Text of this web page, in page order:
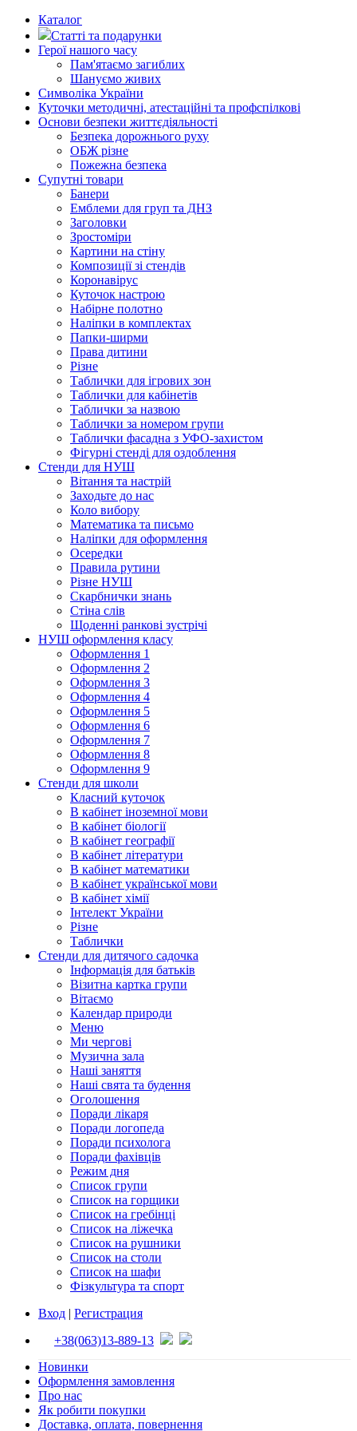
Каталог
Статті та подарунки
Герої нашого часу
Пам'ятаємо загиблих
Шануємо живих
Символіка України
Куточки методичні, атестаційні та профспілкові
Основи безпеки життєдіяльності
Безпека дорожнього руху
ОБЖ різне
Пожежна безпека
Супутні товари
Банери
Емблеми для груп та ДНЗ
Заголовки
Зростоміри
Картини на стіну
Композиції зі стендів
Коронавірус
Куточок настрою
Набірне полотно
Наліпки в комплектах
Папки-ширми
Права дитини
Різне
Таблички для ігрових зон
Таблички для кабінетів
Таблички за назвою
Таблички за номером групи
Таблички фасадна з УФО-захистом
Фігурні стенді для оздоблення
Стенди для НУШ
Вітання та настрій
Заходьте до нас
Коло вибору
Математика та письмо
Наліпки для оформлення
Осередки
Правила рутини
Різне НУШ
Скарбнички знань
Стіна слів
Щоденні ранкові зустрічі
НУШ оформлення класу
Оформлення 1
Оформлення 2
Оформлення 3
Оформлення 4
Оформлення 5
Оформлення 6
Оформлення 7
Оформлення 8
Оформлення 9
Стенди для школи
Класний куточок
В кабінет іноземної мови
В кабінет біології
В кабінет географії
В кабінет літератури
В кабінет математики
В кабінет української мови
В кабінет хімії
Інтелект України
Різне
Таблички
Стенди для дитячого садочка
Інформація для батьків
Візитна картка групи
Вітаємо
Календар природи
Меню
Ми чергові
Музична зала
Наші заняття
Наші свята та будення
Оголошення
Поради лікаря
Поради логопеда
Поради психолога
Поради фахівців
Режим дня
Список групи
Список на горщики
Список на гребінці
Список на ліжечка
Список на рушники
Список на столи
Список на шафи
Фізкультура та спорт
Вход | Регистрация
+38(063)13-889-13
Новинки
Оформлення замовлення
Про нас
Як робити покупки
Доставка, оплата, повернення